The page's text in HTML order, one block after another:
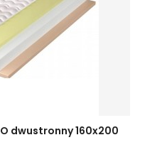
dwustronny 160x200